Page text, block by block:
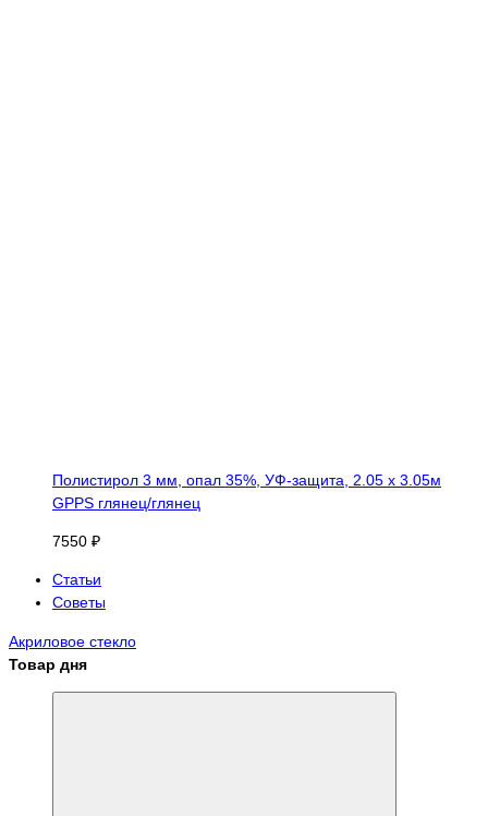
Полистирол 3 мм, опал 35%, УФ-защита, 2.05 х 3.05м
GPPS глянец/глянец
7550 ₽
Статьи
Советы
Акриловое стекло
Товар дня